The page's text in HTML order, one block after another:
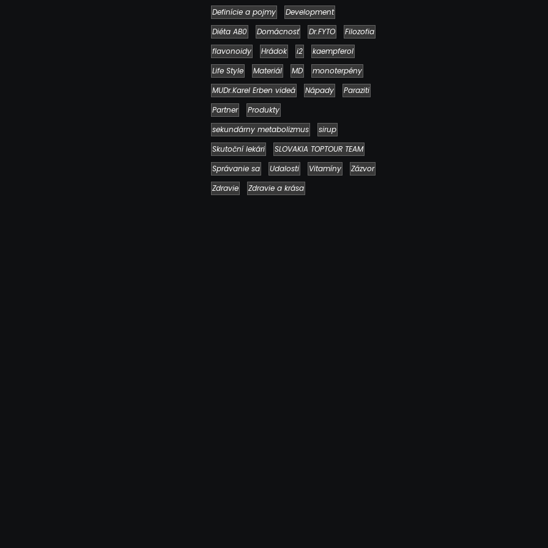
Definície a pojmy
Development
Diéta AB0
Domácnosť Dr.FYTO
Filozofia
flavonoidy
Hrádok i2
kaempferol
Life Style
Materiál MD
monoterpény
MUDr.Karel Erben videá
Nápady
Paraziti
Partner
Produkty
sekundárny metabolizmus
sirup
Skutoční lekári
SLOVAKIA TOPTOUR TEAM
Správanie sa
Udalosti Vitamíny
Zázvor
Zdravie
Zdravie a krása